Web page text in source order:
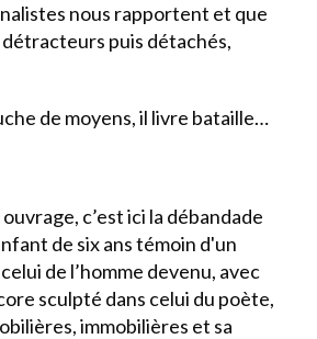
nous rapportent et que
puis détachés,
de moyens, il livre bataille…
c’est ici la débandade
de six ans témoin d'un
de l’homme devenu, avec
sculpté dans celui du poète,
immobilières et sa